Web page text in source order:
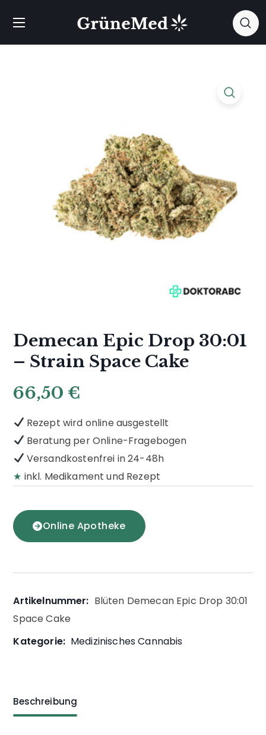
Demecan Epic Drop 30:01
– Strain Space Cake
66,50 €
Rezept wird online ausgestellt
Beratung per Online-Fragebogen
Versandkostenfrei in 24-48h
★ inkl. Medikament und Rezept
Online Apotheke
Artikelnummer: Blüten Demecan Epic Drop 30:01
Space Cake
Kategorie: Medizinisches Cannabis
Beschreibung